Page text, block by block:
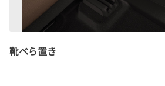
靴べら置き